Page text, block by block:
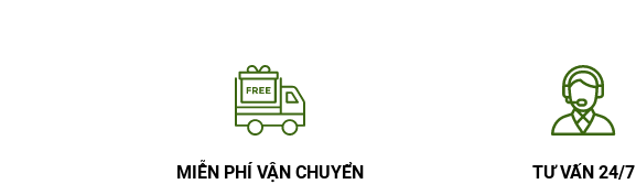
MIỄN PHÍ VẬN CHUYỂN TƯ VẤN 24/7